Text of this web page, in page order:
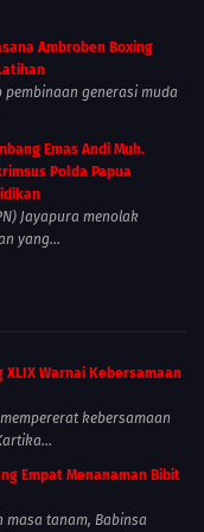
Ambroben Boxing
generasi muda
Emas Andi Muh.
Polda Papua
Jayapura menolak
yang...
Warnai Kebersamaan
kebersamaan
Empat Menanaman Bibit
masa tanam, Babinsa